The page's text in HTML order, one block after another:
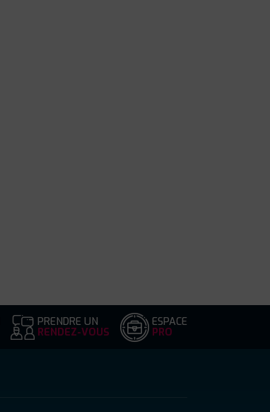
PRENDRE UN
RENDEZ-VOUS
ESPACE
PRO